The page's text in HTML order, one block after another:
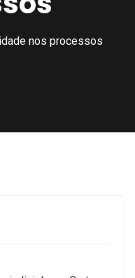
nos processos